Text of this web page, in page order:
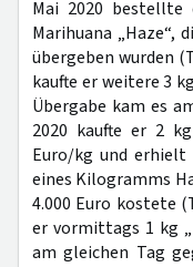
Mai 2020
Marihuana „Haze“,
übergeben wurden
kaufte er weitere 3
Übergabe kam es
2020 kaufte er 2
Euro/kg und erhielt
eines Kilogramms
4.000 Euro kostete
er vormittags 1 kg
am gleichen Tag